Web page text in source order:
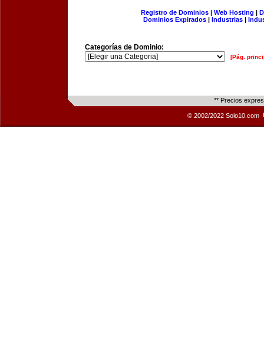
Registro de Dominios| Web Hosting |
Dominios Expirados | Industrias |
Categorías de Dominio:
[Pág.
** Precios
© 2002/2022 Solo10.com